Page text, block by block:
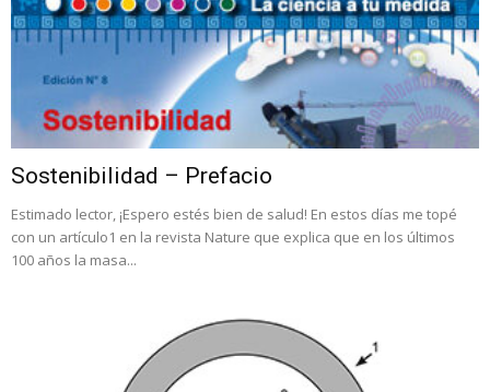
Sostenibilidad – Prefacio
Estimado lector, ¡Espero estés bien de salud! En estos días me topé
con un artículo1 en la revista Nature que explica que en los últimos
100 años la masa...